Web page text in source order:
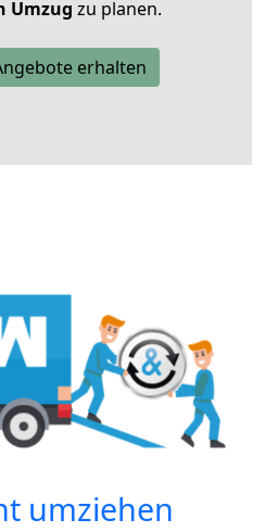
Umzug zu planen.
erhalten
umziehen